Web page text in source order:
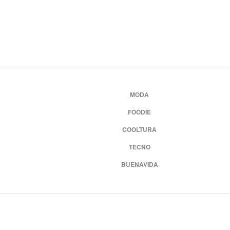
MODA
FOODIE
COOLTURA
TECNO
BUENAVIDA